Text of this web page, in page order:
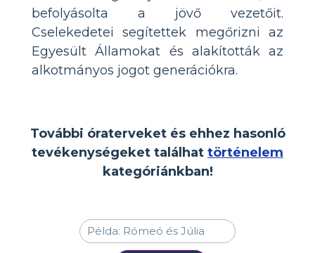
befolyásolta a jövő vezetőit.
Cselekedetei segítettek megőrizni az
Egyesült Államokat és alakították az
alkotmányos jogot generációkra.
További óraterveket és ehhez hasonló
tevékenységeket találhat történelem
kategóriánkban!